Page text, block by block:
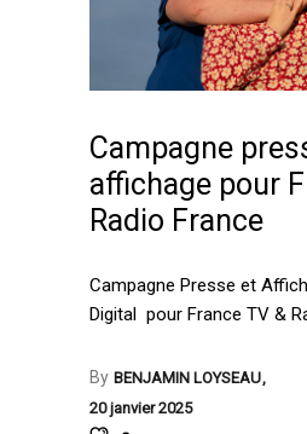
Campagne
affichage pour
Radio France
Campagne Presse et
Digital pour France TV &
By BENJAMIN LOYSEAU
20 janvier 2025